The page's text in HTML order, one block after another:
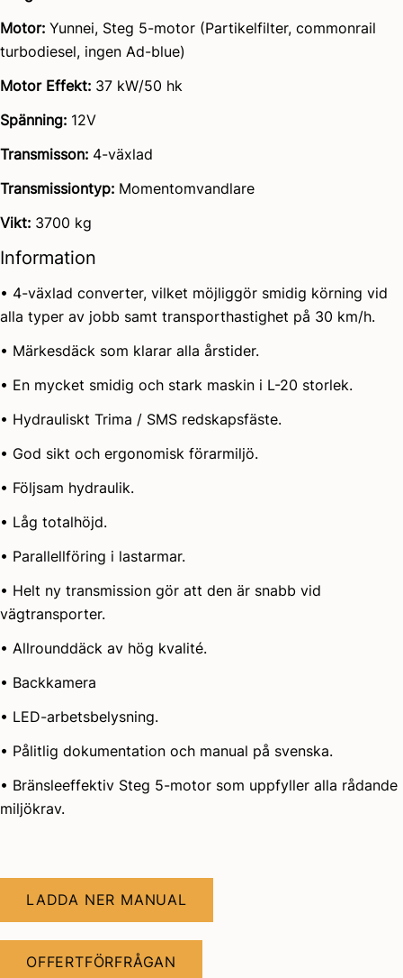
Motor: Yunnei, Steg 5-motor (Partikelfilter, commonrail
turbodiesel, ingen Ad-blue)
Motor Effekt: 37 kW/50 hk
Spänning: 12V
Transmisson: 4-växlad
Transmissiontyp: Momentomvandlare
Vikt: 3700 kg
Information
• 4-växlad converter, vilket möjliggör smidig körning vid
alla typer av jobb samt transporthastighet på 30 km/h.
• Märkesdäck som klarar alla årstider.
• En mycket smidig och stark maskin i L-20 storlek.
• Hydrauliskt Trima / SMS redskapsfäste.
• God sikt och ergonomisk förarmiljö.
• Följsam hydraulik.
• Låg totalhöjd.
• Parallellföring i lastarmar.
• Helt ny transmission gör att den är snabb vid
vägtransporter.
• Allrounddäck av hög kvalité.
• Backkamera
• LED-arbetsbelysning.
• Pålitlig dokumentation och manual på svenska.
• Bränsleeffektiv Steg 5-motor som uppfyller alla rådande
miljökrav.
LADDA NER MANUAL
OFFERTFÖRFRÅGAN